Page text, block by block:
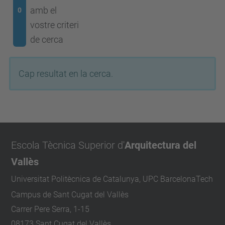
0
amb el
vostre criteri
de cerca
Cap resultat en la cerca.
Escola Tècnica Superior d'Arquitectura del
Vallès
Universitat Politècnica de Catalunya, UPC BarcelonaTech
Campus de Sant Cugat del Vallès
Carrer Pere Serra, 1-15